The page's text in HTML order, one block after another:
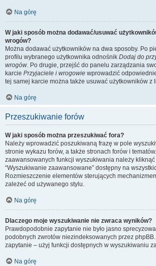
Na górę
W jaki sposób można dodawać/usuwać
wrogów?
Można dodawać użytkowników na dwa sposoby. Po
profilu wybranego użytkownika odnośnik Dodaj do
wrogów. Po drugie, przejść do panelu zarządzania
karcie Przyjaciele i wrogowie wprowadzić
tej samej karcie można także usuwać użytkowników z
Na górę
Przeszukiwanie forów
W jaki sposób można przeszukiwać fora?
Należy wprowadzić poszukiwaną frazę w pole
stronie wykazu forów, a także stronach forów i
zaawansowanych funkcji wyszukiwania należy
“Wyszukiwanie zaawansowane” dostępny na
Rozmieszczenie elementów sterujących
zależeć od używanego stylu.
Na górę
Dlaczego moje wyszukiwanie nie zwraca wyników?
Prawdopodobnie zapytanie nie było jasno
podobnych zwrotów niezindeksowanych przez
zapytanie – użyj funkcji dostępnych w wyszukiwaniu
Na górę